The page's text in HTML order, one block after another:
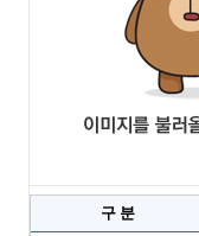
구 분